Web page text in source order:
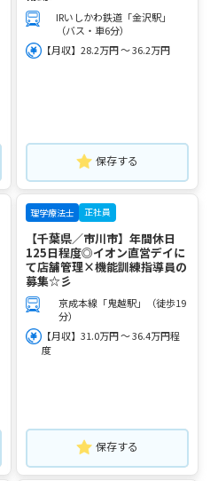
IRいしかわ鉄道「金沢駅」
（バス・車6分）
【月収】28.2万円 ～ 36.2万円
保存する
理学療法士 正社員
【千葉県／市川市】年間休日
125日程度◎イオン直営デイに
て店舗管理×機能訓練指導員の
募集☆彡
京成本線「鬼越駅」（徒歩19
分）
【月収】31.0万円 ～ 36.4万円程
度
保存する